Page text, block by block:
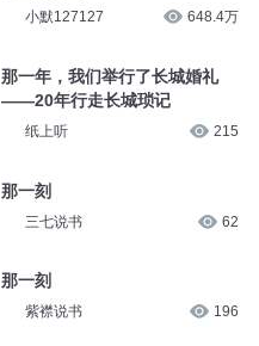
小默127127 648.4万
那一年，我们举行了长城婚礼
——20年行走长城琐记
纸上听 215
那一刻
三七说书 62
那一刻
紫襟说书 196